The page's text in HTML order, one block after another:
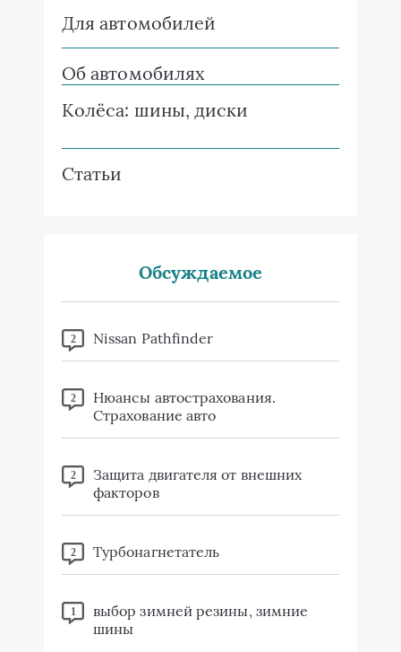
Для автомобилей
Об автомобилях
Колёса: шины, диски
Статьи
Обсуждаемое
2 Nissan Pathfinder
2
Нюансы автострахования.
Страхование авто
2
Защита двигателя от внешних
факторов
2 Турбонагнетатель
1
выбор зимней резины, зимние
шины